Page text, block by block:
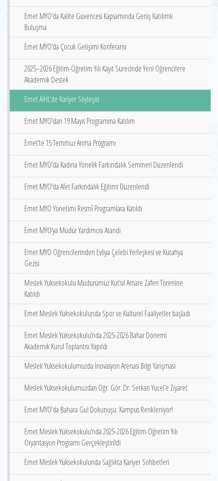
Emet MYO’da Kalite Güvencesi Kapsamında Geniş Katılımlı
Buluşma
Emet MYO’da Çocuk Gelişimi Konferansı
2025–2026 Eğitim-Öğretim Yılı Kayıt Sürecinde Yeni Öğrencilere
Akademik Destek
Emet AİHL’de Kariyer Söyleşisi
Emet MYO’dan 19 Mayıs Programına Katılım
Emet’te 15 Temmuz Anma Programı
Emet MYO’da Kadına Yönelik Farkındalık Semineri Düzenlendi
Emet MYO’da Afet Farkındalık Eğitimi Düzenlendi
Emet MYO Yönetimi Resmî Programlara Katıldı
Emet MYO‘ya Müdür Yardımcısı Atandı
Emet MYO Öğrencilerinden Evliya Çelebi Yerleşkesi ve Kütahya
Gezisi
Meslek Yüksekokulu Müdürümüz Kut’ül Amare Zaferi Törenine
Katıldı
Emet Meslek Yüksekokulunda Spor ve Kültürel Faaliyetler başladı
Emet Meslek Yüksekokulu’nda 2025-2026 Bahar Dönemi
Akademik Kurul Toplantısı Yapıldı
Meslek Yüksekokulumuzda İnovasyon Arenası Bilgi Yarışması
Meslek Yüksekokulumuzdan Öğr. Gör. Dr. Serkan Yücel’e Ziyaret
Emet MYO’da Bahara Gül Dokunuşu: Kampüs Renkleniyor!
Emet Meslek Yüksekokulu’nda 2025-2026 Eğitim-Öğretim Yılı
Oryantasyon Programı Gerçekleştirildi
Emet Meslek Yüksekokulunda Sağlıkta Kariyer Sohbetleri